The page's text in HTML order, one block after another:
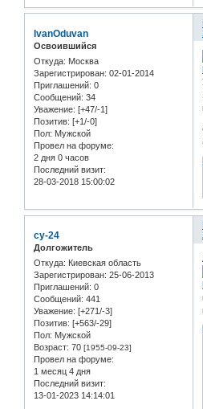
IvanOduvan
Освоившийся
Откуда: Москва
Зарегистрирован: 02-01-2014
Приглашений: 0
Сообщений: 34
Уважение: [+47/-1]
Позитив: [+1/-0]
Пол: Мужской
Провел на форуме:
2 дня 0 часов
Последний визит:
28-03-2018 15:00:02
су-24
Долгожитель
Откуда: Киевская область
Зарегистрирован: 25-06-2013
Приглашений: 0
Сообщений: 441
Уважение: [+271/-3]
Позитив: [+563/-29]
Пол: Мужской
Возраст: 70 [1955-09-23]
Провел на форуме:
1 месяц 4 дня
Последний визит:
13-01-2023 14:14:01